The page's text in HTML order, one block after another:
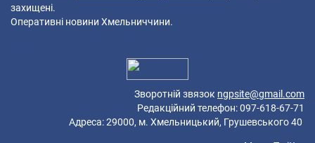
захищені.
Оперативні новини Хмельниччини.
Зворотній звязок ngpsite@gmail.com
Редакційний телефон: 097-618-67-71
Адреса: 29000, м. Хмельницький, Грушевського 40